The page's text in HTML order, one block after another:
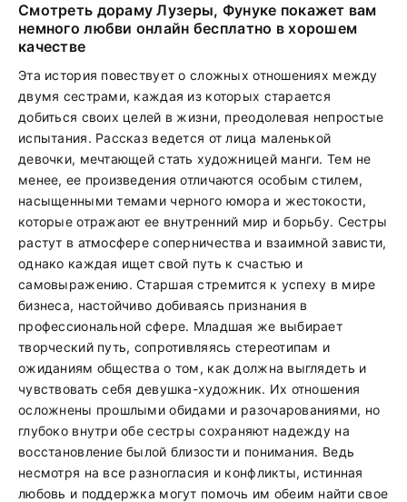
Смотреть дораму Лузеры, Фунуке покажет вам
немного любви онлайн бесплатно в хорошем
качестве
Эта история повествует о сложных отношениях между
двумя сестрами, каждая из которых старается
добиться своих целей в жизни, преодолевая непростые
испытания. Рассказ ведется от лица маленькой
девочки, мечтающей стать художницей манги. Тем не
менее, ее произведения отличаются особым стилем,
насыщенными темами черного юмора и жестокости,
которые отражают ее внутренний мир и борьбу. Сестры
растут в атмосфере соперничества и взаимной зависти,
однако каждая ищет свой путь к счастью и
самовыражению. Старшая стремится к успеху в мире
бизнеса, настойчиво добиваясь признания в
профессиональной сфере. Младшая же выбирает
творческий путь, сопротивляясь стереотипам и
ожиданиям общества о том, как должна выглядеть и
чувствовать себя девушка-художник. Их отношения
осложнены прошлыми обидами и разочарованиями, но
глубоко внутри обе сестры сохраняют надежду на
восстановление былой близости и понимания. Ведь
несмотря на все разногласия и конфликты, истинная
любовь и поддержка могут помочь им обеим найти свое